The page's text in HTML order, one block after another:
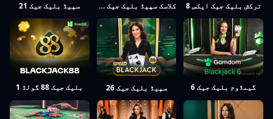
ترکش بلیک جیک ایکس 8 کلاسک سپیڈ بلیک جیک 23 سپیڈ بلیک جیک 21
گیمڈوم بلیک جیک 6 سپیڈ بلیک جیک 26 بلیک جیک 88 گولڈ 1